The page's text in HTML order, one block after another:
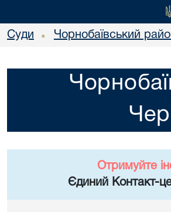
Суди • Чорнобаївський
Отримуйте
Єдиний Контакт-